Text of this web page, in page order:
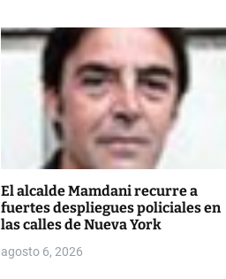
El alcalde Mamdani recurre a
fuertes despliegues policiales en
las calles de Nueva York
agosto 6, 2026